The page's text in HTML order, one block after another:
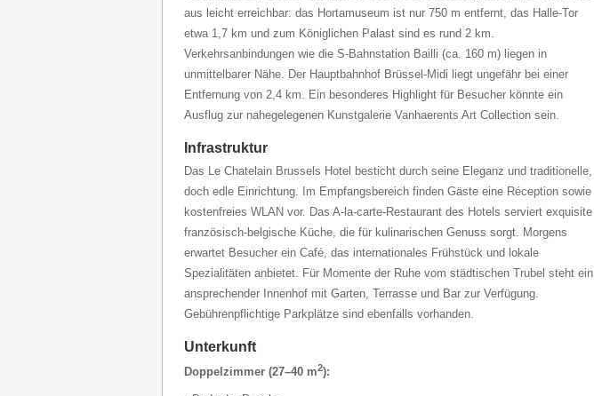
aus leicht erreichbar: das Hortamuseum ist nur 750 m entfernt, das Halle-Tor
etwa 1,7 km und zum Königlichen Palast sind es rund 2 km.
Verkehrsanbindungen wie die S-Bahnstation Bailli (ca. 160 m) liegen in
unmittelbarer Nähe. Der Hauptbahnhof Brüssel-Midi liegt ungefähr bei einer
Entfernung von 2,4 km. Ein besonderes Highlight für Besucher könnte ein
Ausflug zur nahegelegenen Kunstgalerie Vanhaerents Art Collection sein.
Infrastruktur
Das Le Chatelain Brussels Hotel besticht durch seine Eleganz und traditionelle,
doch edle Einrichtung. Im Empfangsbereich finden Gäste eine Réception sowie
kostenfreies WLAN vor. Das A-la-carte-Restaurant des Hotels serviert exquisite
französisch-belgische Küche, die für kulinarischen Genuss sorgt. Morgens
erwartet Besucher ein Café, das internationales Frühstück und lokale
Spezialitäten anbietet. Für Momente der Ruhe vom städtischen Trubel steht ein
ansprechender Innenhof mit Garten, Terrasse und Bar zur Verfügung.
Gebührenpflichtige Parkplätze sind ebenfalls vorhanden.
Unterkunft
Doppelzimmer (27–40 m2):